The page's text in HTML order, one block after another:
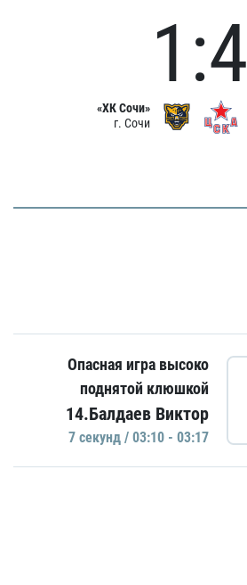
«ХК Сочи»
г. Сочи
1:4
Опасная игра высоко
поднятой клюшкой
14.Балдаев Виктор
7 секунд / 03:10 - 03:17